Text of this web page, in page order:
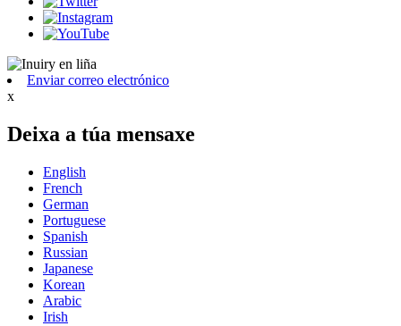
Enviar correo electrónico
x
Deixa a túa mensaxe
English
French
German
Portuguese
Spanish
Russian
Japanese
Korean
Arabic
Irish